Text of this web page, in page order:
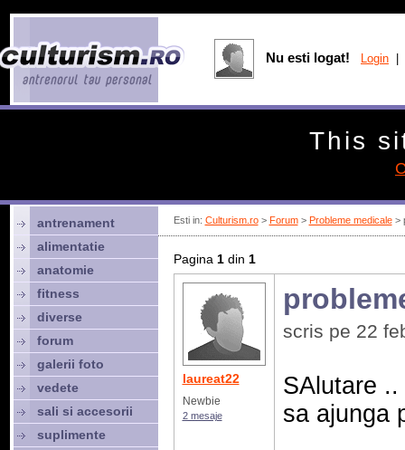
Esti in: Culturism.ro> Forum> Probleme medicale>
Pagina 1din 1
laureat22
Newbie
2 mesaje
scris pe 22
SAlutare
sa ajunga
antrenament
alimentatie
anatomie
fitness
diverse
forum
galerii foto
vedete
sali si accesorii
suplimente
Nu esti logat! Login
This